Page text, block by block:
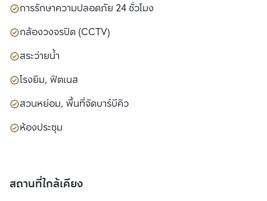
การรักษาความปลอดภัย 24 ชั่วโมง
กล้องวงจรปิด (CCTV)
สระว่ายน้ำ
โรงยิม, ฟิตเนส
สวนหย่อม, พื้นที่จัดบาร์บีคิว
ห้องประชุม
สถานที่ใกล้เคียง